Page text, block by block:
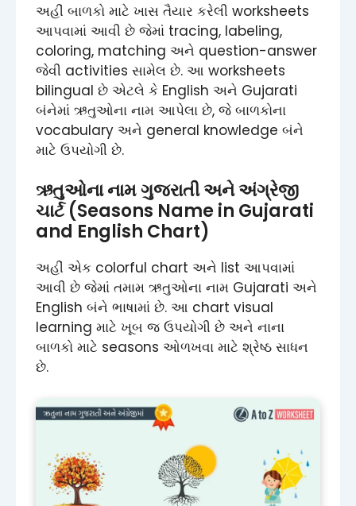
અહીં બાળકો માટે ખાસ તૈયાર કરેલી worksheets
આપવામાં આવી છે જેમાં tracing, labeling,
coloring, matching અને question-answer
જેવી activities સામેલ છે. આ worksheets
bilingual છે એટલે કે English અને Gujarati
બંનેમાં ઋતુઓના નામ આપેલા છે, જે બાળકોના
vocabulary અને general knowledge બંને
માટે ઉપયોગી છે.
ઋતુઓના નામ ગુજરાતી અને અંગ્રેજી
ચાર્ટ (Seasons Name in Gujarati
and English Chart)
અહીં એક colorful chart અને list આપવામાં
આવી છે જેમાં તમામ ઋતુઓના નામ Gujarati અને
English બંને ભાષામાં છે. આ chart visual
learning માટે ખૂબ જ ઉપયોગી છે અને નાના
બાળકો માટે seasons ઓળખવા માટે શ્રેષ્ઠ સાધન
છે.